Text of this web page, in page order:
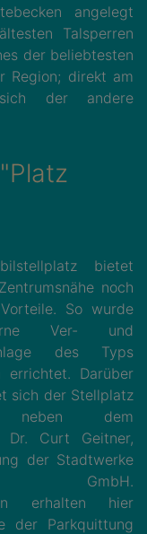
angelegt
Talsperren
der beliebtesten
Region; direkt am
der andere
bietet
noch
So wurde
Ver- und
des Typs
errichtet. Darüber
sich der Stellplatz
neben dem
Dr. Curt Geitner,
der Stadtwerke
GmbH.
erhalten hier
der Parkquittung